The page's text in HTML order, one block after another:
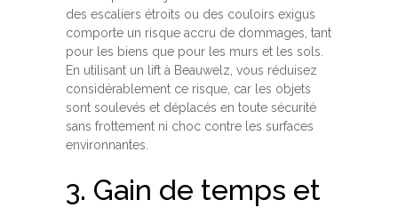
des escaliers étroits ou des couloirs exigus
comporte un risque accru de dommages, tant
pour les biens que pour les murs et les sols.
En utilisant un lift à Beauwelz, vous réduisez
considérablement ce risque, car les objets
sont soulevés et déplacés en toute sécurité
sans frottement ni choc contre les surfaces
environnantes.
3. Gain de temps et